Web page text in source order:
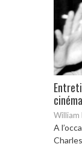
William
A